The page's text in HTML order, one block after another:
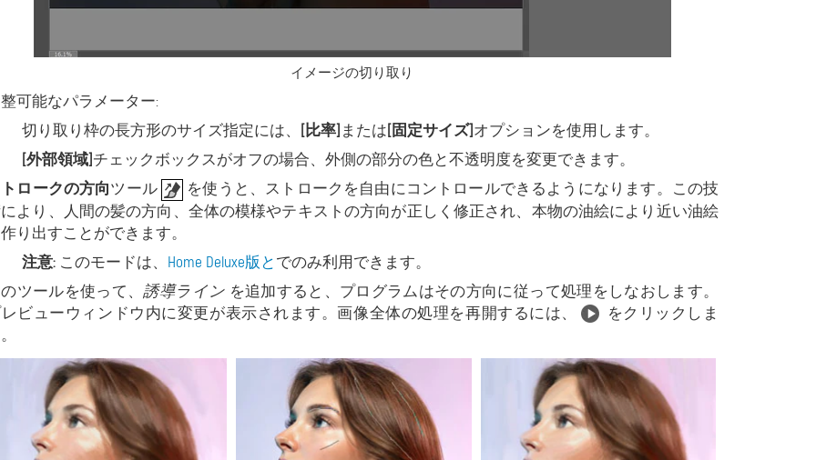
イメージの切り取り
可能なパラメーター:
切り取り枠の長方形のサイズ指定には、 [比率] または[固定サイズ]オプションを使用します。
[外部領域]チェックボックスがオフの場合、外側の部分の色と不透明度を変更できます。
ロークの方向ツール
を使うと、ストロークを自由にコントロールできるようになります。この技
より、人間の髪の方向、全体の模様やテキストの方向が正しく修正され、本物の油絵により近い油絵
り出すことができます。
注意: このモードは、 Home Deluxe版とでのみ利用できます。
ツールを使って、誘導ライン を追加すると、プログラムはその方向に従って処理をしなおします。
ビューウィンドウ内に変更が表示されます。画像全体の処理を再開するには、
をクリックしま